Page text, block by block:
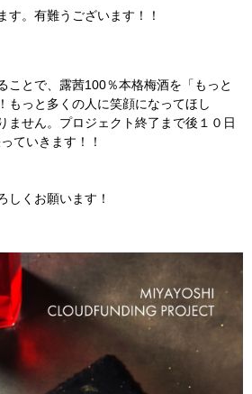
す。有難うございます！！
ことで、露茜100％本格梅酒を「もっと
もっと多くの人に笑顔になってほし
ません。プロジェクト終了まで後１０日
ていきます！！
しくお願います！